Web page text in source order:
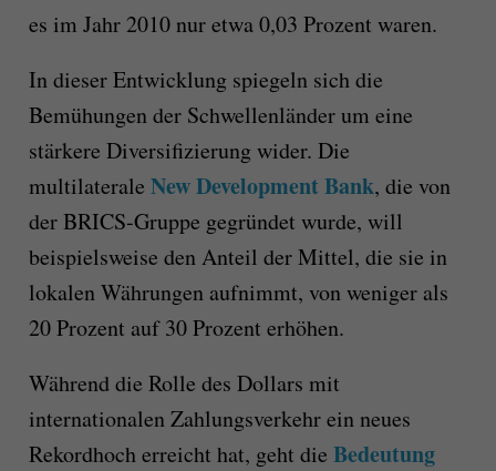
es im Jahr 2010 nur etwa 0,03 Prozent waren.
In dieser Entwicklung spiegeln sich die
Bemühungen der Schwellenländer um eine
stärkere Diversifizierung wider. Die
multilaterale New Development Bank, die von
der BRICS-Gruppe gegründet wurde, will
beispielsweise den Anteil der Mittel, die sie in
lokalen Währungen aufnimmt, von weniger als
20 Prozent auf 30 Prozent erhöhen.
Während die Rolle des Dollars mit
internationalen Zahlungsverkehr ein neues
Rekordhoch erreicht hat, geht die Bedeutung